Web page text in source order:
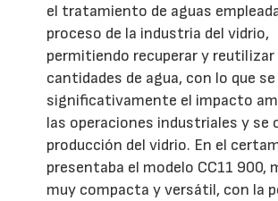
el tratamiento de aguas
proceso de la industria del vidrio,
permitiendo recuperar y reutilizar
cantidades de agua, con lo que
significativamente el impacto
las operaciones industriales y se
producción del vidrio. En el
presentaba el modelo CC11 900,
muy compacta y versátil, con la